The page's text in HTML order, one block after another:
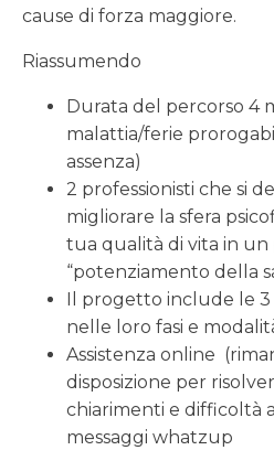
cause di forza maggiore.
Riassumendo
Durata del percorso 4
malattia/ferie
assenza)
2 professionisti che si
migliorare la sfera
tua qualità di vita in un
“potenziamento della
Il progetto include le 3
nelle loro fasi e
Assistenza online
disposizione per
chiarimenti e difficoltà
messaggi whatzup